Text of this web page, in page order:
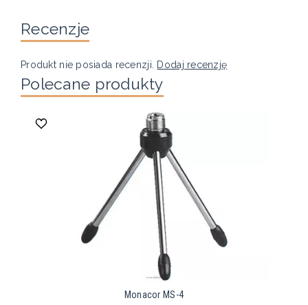
Recenzje
Produkt nie posiada recenzji. Dodaj recenzję
Polecane produkty
Monacor MS-4